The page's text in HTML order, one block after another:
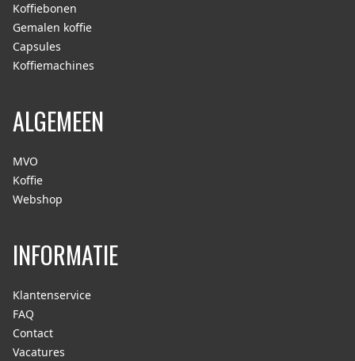
Koffiebonen
Gemalen koffie
Capsules
Koffiemachines
ALGEMEEN
MVO
Koffie
Webshop
INFORMATIE
Klantenservice
FAQ
Contact
Vacatures